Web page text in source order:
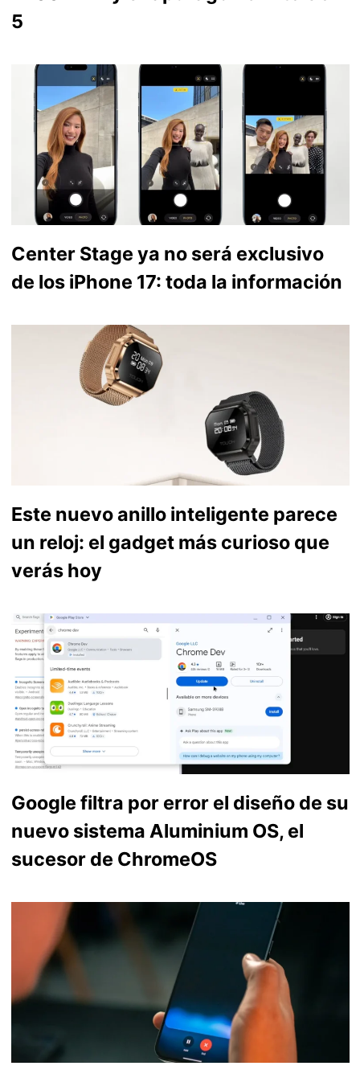
5
Center Stage ya no será exclusivo
de los iPhone 17: toda la información
Este nuevo anillo inteligente parece
un reloj: el gadget más curioso que
verás hoy
Google filtra por error el diseño de su
nuevo sistema Aluminium OS, el
sucesor de ChromeOS